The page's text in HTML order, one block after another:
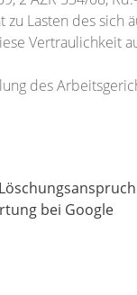
Lasten des sich
Vertraulichkeit
des
bei Google